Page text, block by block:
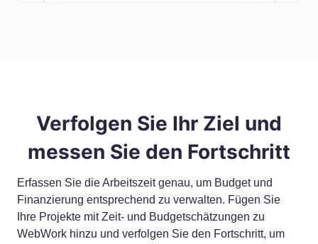
Verfolgen Sie Ihr Ziel und
messen Sie den Fortschritt
Erfassen Sie die Arbeitszeit genau, um Budget und
Finanzierung entsprechend zu verwalten. Fügen Sie
Ihre Projekte mit Zeit- und Budgetschätzungen zu
WebWork hinzu und verfolgen Sie den Fortschritt, um